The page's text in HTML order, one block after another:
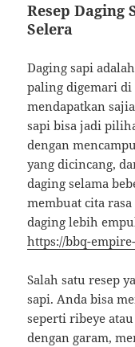
Resep Daging
Selera
Daging sapi
paling digemari
mendapatkan
sapi bisa jadi
dengan
yang dicincang,
daging selama
membuat cita
daging lebih
https://bbq-
Salah satu resep
sapi. Anda bisa
seperti ribeye
dengan garam,